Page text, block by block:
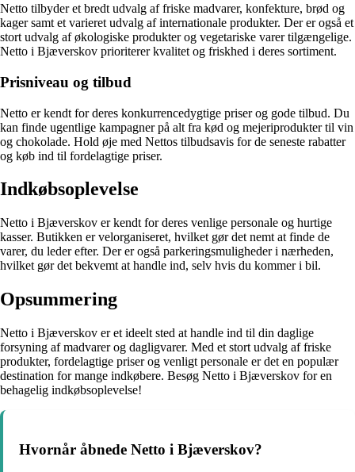
Netto tilbyder et bredt udvalg af friske madvarer, konfekture, brød og
kager samt et varieret udvalg af internationale produkter. Der er også et
stort udvalg af økologiske produkter og vegetariske varer tilgængelige.
Netto i Bjæverskov prioriterer kvalitet og friskhed i deres sortiment.
Prisniveau og tilbud
Netto er kendt for deres konkurrencedygtige priser og gode tilbud. Du
kan finde ugentlige kampagner på alt fra kød og mejeriprodukter til vin
og chokolade. Hold øje med Nettos tilbudsavis for de seneste rabatter
og køb ind til fordelagtige priser.
Indkøbsoplevelse
Netto i Bjæverskov er kendt for deres venlige personale og hurtige
kasser. Butikken er velorganiseret, hvilket gør det nemt at finde de
varer, du leder efter. Der er også parkeringsmuligheder i nærheden,
hvilket gør det bekvemt at handle ind, selv hvis du kommer i bil.
Opsummering
Netto i Bjæverskov er et ideelt sted at handle ind til din daglige
forsyning af madvarer og dagligvarer. Med et stort udvalg af friske
produkter, fordelagtige priser og venligt personale er det en populær
destination for mange indkøbere. Besøg Netto i Bjæverskov for en
behagelig indkøbsoplevelse!
Hvornår åbnede Netto i Bjæverskov?